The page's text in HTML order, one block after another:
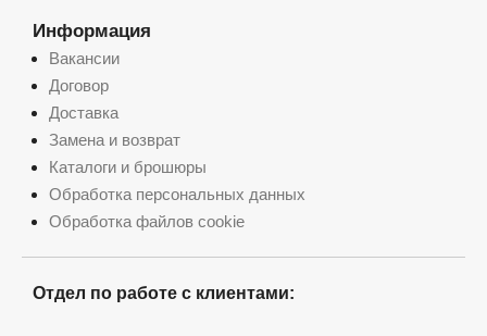
Информация
Вакансии
Договор
Доставка
Замена и возврат
Каталоги и брошюры
Обработка персональных данных
Обработка файлов cookie
Отдел по работе с клиентами: